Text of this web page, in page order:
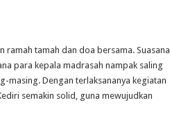
tamah dan doa bersama. Suasana
para kepala madrasah nampak saling
masing. ​Dengan terlaksananya kegiatan
semakin solid, guna mewujudkan